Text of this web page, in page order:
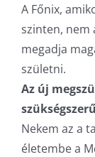
A Főnix,
szinten, nem
megadja
születni.
Az új
Nekem az a
életembe a